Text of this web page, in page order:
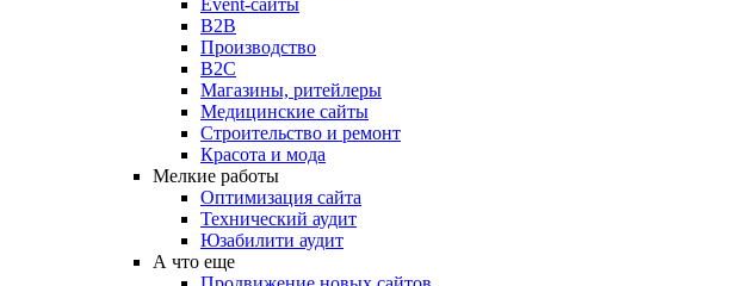
Event-сайты
B2B
Производство
B2C
Магазины, ритейлеры
Медицинские сайты
Строительство и ремонт
Красота и мода
Мелкие работы
Оптимизация сайта
Технический аудит
Юзабилити аудит
А что еще